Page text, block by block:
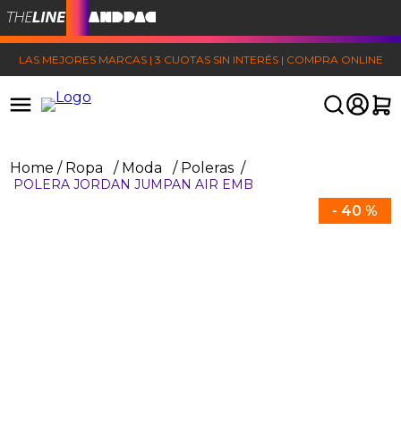
LAS MEJORES MARCAS | 3 CUOTAS SIN INTERÉS | COMPRA ONLINE
Ropa Moda Poleras
POLERA JORDAN JUMPAN AIR EMB
- 40 %